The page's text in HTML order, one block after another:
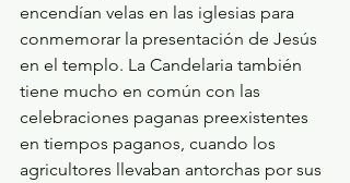
encendían velas en las iglesias para
conmemorar la presentación de Jesús
en el templo. La Candelaria también
tiene mucho en común con las
celebraciones paganas preexistentes
en tiempos paganos, cuando los
agricultores llevaban antorchas por sus